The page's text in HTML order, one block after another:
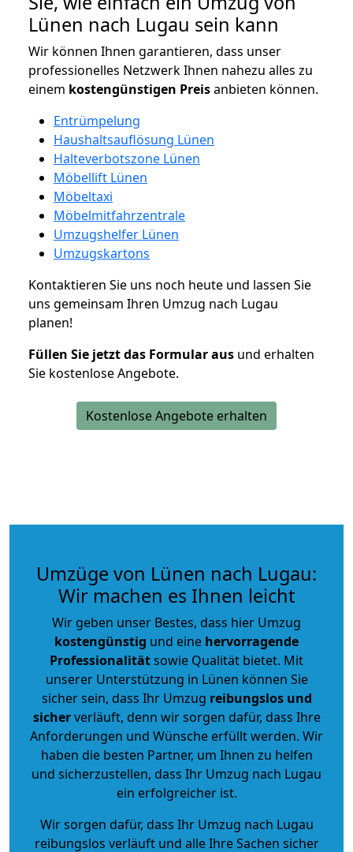
Lünen nach Lugau sein kann
Wir können Ihnen garantieren, dass unser
professionelles Netzwerk Ihnen nahezu alles zu
einem kostengünstigen Preisanbieten können.
Entrümpelung
Haushaltsauflösung Lünen
Halteverbotszone Lünen
Möbellift Lünen
Möbeltaxi
Möbelmitfahrzentrale
Umzugshelfer Lünen
Umzugskartons
Kontaktieren Sie uns noch heute und lassen Sie
uns gemeinsam Ihren Umzug nach Lugau
planen!
Füllen Sie jetzt das Formular aus und erhalten
Sie kostenlose Angebote.
Kostenlose Angebote erhalten
Umzüge von Lünen nach Lugau:
Wir machen es Ihnen leicht
Wir geben unser Bestes, dass hier Umzug
kostengünstig und eine hervorragende
Professionalitätsowie Qualität bietet. Mit
unserer Unterstützung in Lünen können Sie
sicher sein, dass Ihr Umzug reibungslos und
sicherverläuft, denn wir sorgen dafür, dass Ihre
Anforderungen und Wünsche erfüllt werden. Wir
haben die besten Partner, um Ihnen zu helfen
und sicherzustellen, dass Ihr Umzug nach Lugau
ein erfolgreicher ist.
Wir sorgen dafür, dass Ihr Umzug nach Lugau
reibungslos verläuft und alle Ihre Sachen sicher